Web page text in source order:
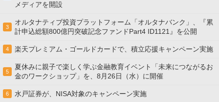
メディアを開設
3
オルタナティブ投資プラットフォーム「オルタナバンク」、『累
計申込総額800億円突破記念ファンドPart4 ID1121』を公開
4 楽天プレミアム・ゴールドカードで、積立応援キャンペーン実施
5
夏休みに親子で楽しく学ぶ金融教育イベント「未来につながるお
金のワークショップ」を、8月26日（水）に開催
6 水戸証券が、NISA対象のキャンペーン実施